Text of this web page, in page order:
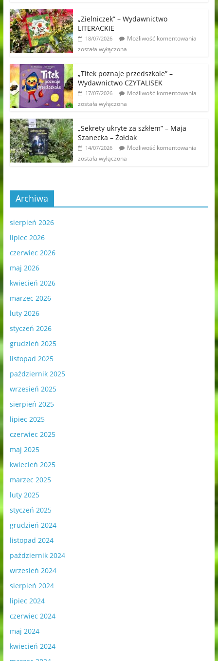
„Zielniczek” – Wydawnictwo
LITERACKIE
18/07/2026
Możliwość komentowania
została wyłączona
„Titek poznaje przedszkole” –
Wydawnictwo CZYTALISEK
17/07/2026
Możliwość komentowania
została wyłączona
„Sekrety ukryte za szkłem” – Maja
Szanecka – Żołdak
14/07/2026
Możliwość komentowania
została wyłączona
Archiwa
sierpień 2026
lipiec 2026
czerwiec 2026
maj 2026
kwiecień 2026
marzec 2026
luty 2026
styczeń 2026
grudzień 2025
listopad 2025
październik 2025
wrzesień 2025
sierpień 2025
lipiec 2025
czerwiec 2025
maj 2025
kwiecień 2025
marzec 2025
luty 2025
styczeń 2025
grudzień 2024
listopad 2024
październik 2024
wrzesień 2024
sierpień 2024
lipiec 2024
czerwiec 2024
maj 2024
kwiecień 2024